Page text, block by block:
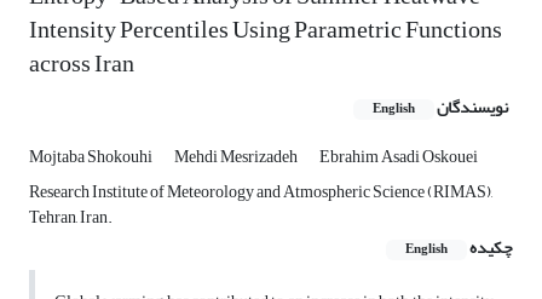
Intensity Percentiles Using Parametric Functions
across Iran
نویسندگان English
Mojtaba Shokouhi Mehdi Mesrizadeh
Ebrahim Asadi Oskouei
Research Institute of Meteorology and Atmospheric Science (RIMAS),
Tehran, Iran.
چکیده
English